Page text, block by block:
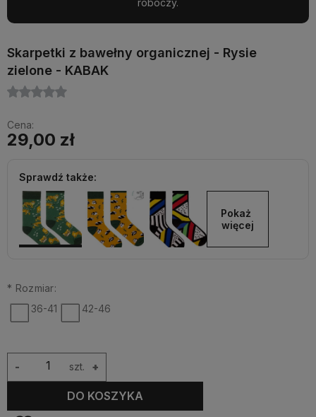
roboczy.
Skarpetki z bawełny organicznej - Rysie
zielone - KABAK
Cena:
29,00 zł
Sprawdź także:
Pokaż
więcej
* Rozmiar:
36-41
42-46
szt. +
-
DO KOSZYKA